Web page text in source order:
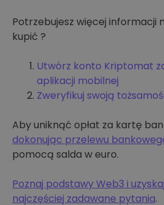
Potrzebujesz więcej informacji
kupić ?
Utwórz konto Kriptomat
aplikacji mobilnej
Zweryfikuj swoją
Aby uniknąć opłat za kartę
dokonując przelewu
pomocą salda w euro.
Poznaj podstawy Web3 i
najczęściej zadawane pytania.